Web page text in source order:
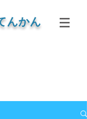
んかん